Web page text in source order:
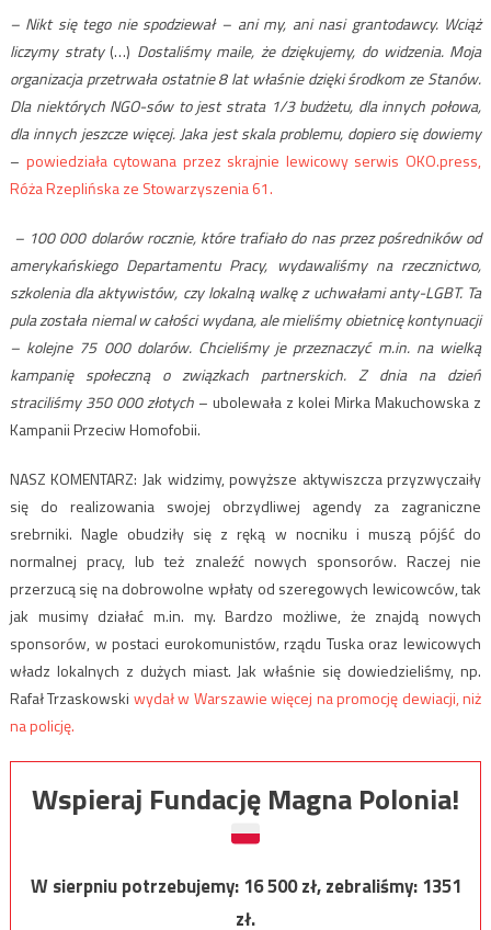
– Nikt się tego nie spodziewał – ani my, ani nasi grantodawcy. Wciąż
liczymy straty(…) Dostaliśmy maile, że dziękujemy, do widzenia. Moja
organizacja przetrwała ostatnie 8 lat właśnie dzięki środkom ze Stanów.
Dla niektórych NGO-sów to jest strata 1/3 budżetu, dla innych połowa,
dla innych jeszcze więcej. Jaka jest skala problemu, dopiero się dowiemy
– powiedziała cytowana przez skrajnie lewicowy serwis OKO.press,
Róża Rzeplińska ze Stowarzyszenia 61.
– 100 000 dolarów rocznie, które trafiało do nas przez pośredników od
amerykańskiego Departamentu Pracy, wydawaliśmy na rzecznictwo,
szkolenia dla aktywistów, czy lokalną walkę z uchwałami anty-LGBT. Ta
pula została niemal w całości wydana, ale mieliśmy obietnicę kontynuacji
– kolejne 75 000 dolarów. Chcieliśmy je przeznaczyć m.in. na wielką
kampanię społeczną o związkach partnerskich. Z dnia na dzień
straciliśmy 350 000 złotych– ubolewała z kolei Mirka Makuchowska z
Kampanii Przeciw Homofobii.
NASZ KOMENTARZ: Jak widzimy, powyższe aktywiszcza przyzwyczaiły
się do realizowania swojej obrzydliwej agendy za zagraniczne
srebrniki. Nagle obudziły się z ręką w nocniku i muszą pójść do
normalnej pracy, lub też znaleźć nowych sponsorów. Raczej nie
przerzucą się na dobrowolne wpłaty od szeregowych lewicowców, tak
jak musimy działać m.in. my. Bardzo możliwe, że znajdą nowych
sponsorów, w postaci eurokomunistów, rządu Tuska oraz lewicowych
władz lokalnych z dużych miast. Jak właśnie się dowiedzieliśmy, np.
Rafał Trzaskowski wydał w Warszawie więcej na promocję dewiacji, niż
na policję.
Wspieraj Fundację Magna Polonia!
W sierpniu potrzebujemy:16 500zł, zebraliśmy:1351
zł.